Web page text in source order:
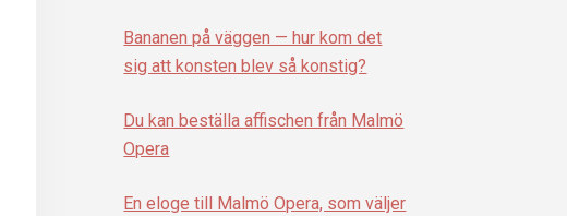
Bananen på väggen — hur kom det
sig att konsten blev så konstig?
Du kan beställa affischen från Malmö
Opera
En eloge till Malmö Opera, som väljer